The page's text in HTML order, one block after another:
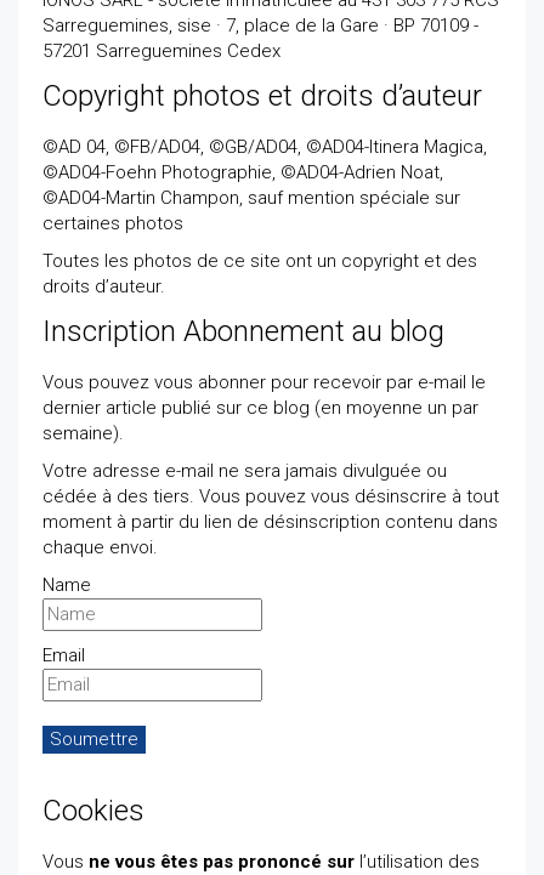
Sarreguemines, sise · 7, place de la Gare · BP 70109 -
57201 Sarreguemines Cedex
Copyright photos et droits d’auteur
©AD 04, ©FB/AD04, ©GB/AD04, ©AD04-Itinera Magica,
©AD04-Foehn Photographie, ©AD04-Adrien Noat,
©AD04-Martin Champon, sauf mention spéciale sur
certaines photos
Toutes les photos de ce site ont un copyright et des
droits d’auteur.
Inscription Abonnement au blog
Vous pouvez vous abonner pour recevoir par e-mail le
dernier article publié sur ce blog (en moyenne un par
semaine).
Votre adresse e-mail ne sera jamais divulguée ou
cédée à des tiers. Vous pouvez vous désinscrire à tout
moment à partir du lien de désinscription contenu dans
chaque envoi.
Name
Email
Cookies
Vous ne vous êtes pas prononcé sur l’utilisation des